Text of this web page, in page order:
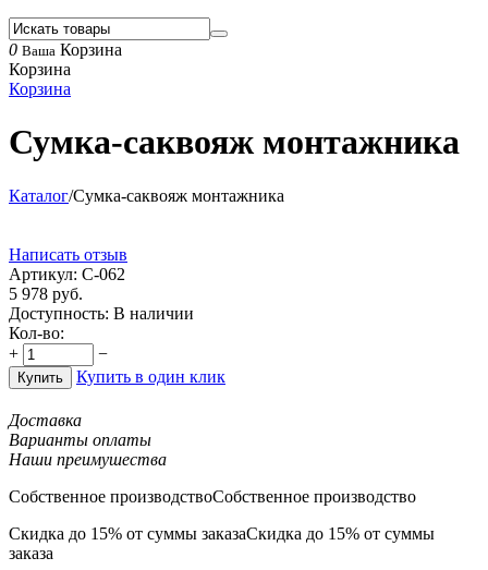
0 Ваша Корзина
Корзина
Корзина
Сумка-саквояж монтажника
Каталог/Сумка-саквояж монтажника
Написать отзыв
Артикул: С-062
5 978 руб.
Доступность: В наличии
Кол-во:
+
−
Купить Купить в один клик
Доставка
Варианты оплаты
Наши преимушества
Собственное производствоСобственное производство
Скидка до 15% от суммы заказаСкидка до 15% от суммы
заказа